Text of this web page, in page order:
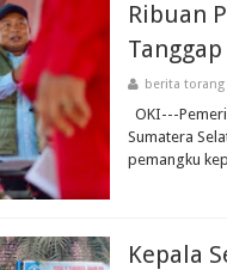
Ribuan
berita torang
OKI---
Sumatera
pemangku
Kepala